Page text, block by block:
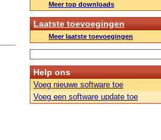
Meer top downloads
Laatste toevoegingen
Meer laatste toevoegingen
Help ons
Voeg nieuwe software toe
Voeg een software update toe